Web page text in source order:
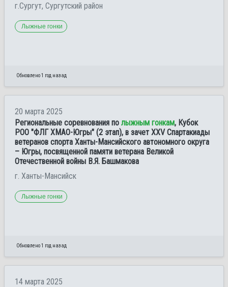
г.Сургут, Сургутский район
Лыжные гонки
Обновлено 1 год назад
20 марта 2025
Региональные соревнования по лыжным гонкам, Кубок
РОО "ФЛГ ХМАО-Югры" (2 этап), в зачет XXV Спартакиады
ветеранов спорта Ханты-Мансийского автономного округа
– Югры, посвященной памяти ветерана Великой
Отечественной войны В.Я. Башмакова
г. Ханты-Мансийск
Лыжные гонки
Обновлено 1 год назад
14 марта 2025